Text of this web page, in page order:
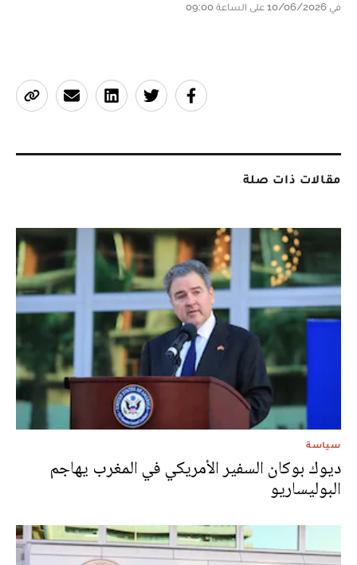
في 10/06/2026 على الساعة 09:00
مقالات ذات صلة
سياسة
ديوك بوكان السفير الأمريكي في المغرب يهاجم
البوليساريو